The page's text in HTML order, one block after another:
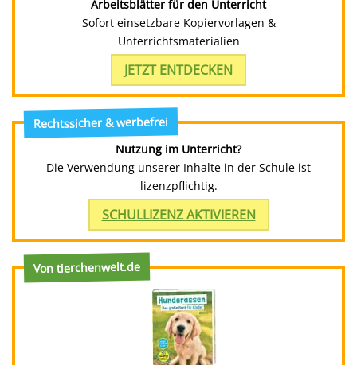
Arbeitsblätter für den Unterricht
Sofort einsetzbare Kopiervorlagen &
Unterrichtsmaterialien
JETZT ENTDECKEN
Rechtssicher & werbefrei
Nutzung im Unterricht?
Die Verwendung unserer Inhalte in der Schule ist
lizenzpflichtig.
SCHULLIZENZ AKTIVIEREN
Von tierchenwelt.de